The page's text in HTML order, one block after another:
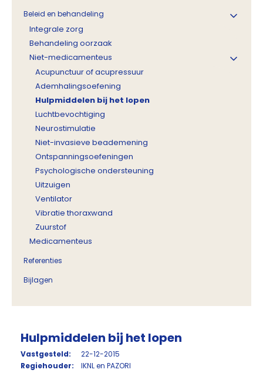
Beleid en behandeling
Integrale zorg
Behandeling oorzaak
Niet-medicamenteus
Acupunctuur of acupressuur
Ademhalingsoefening
Hulpmiddelen bij het lopen
Luchtbevochtiging
Neurostimulatie
Niet-invasieve beademening
Ontspanningsoefeningen
Psychologische ondersteuning
Uitzuigen
Ventilator
Vibratie thoraxwand
Zuurstof
Medicamenteus
Referenties
Bijlagen
Hulpmiddelen bij het lopen
Vastgesteld:
22-12-2015
Regiehouder:
IKNL en PAZORI